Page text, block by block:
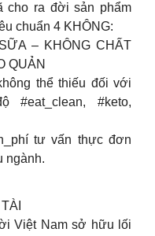
cho ra đời sản phẩm
chuẩn 4 KHÔNG:
– KHÔNG CHẤT
QUẢN
thể thiếu đối với
#keto,
tư vấn thực đơn
ngành.
Việt Nam sở hữu lối